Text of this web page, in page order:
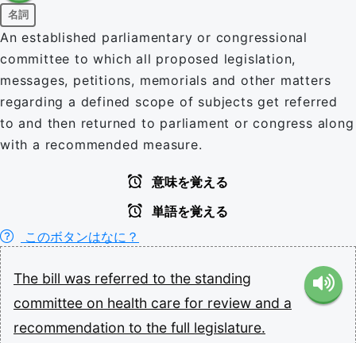
名詞
An established parliamentary or congressional
committee to which all proposed legislation,
messages, petitions, memorials and other matters
regarding a defined scope of subjects get referred
to and then returned to parliament or congress along
with a recommended measure.
意味を覚える
単語を覚える
このボタンはなに？
The bill was referred to the standing
committee on health care for review and a
recommendation to the full legislature.